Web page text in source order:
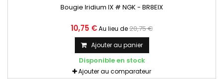
Bougie Iridium IX # NGK - BR8EIX
10,75 € Au lieu de20,75 €
Ajouter au panier
Disponible en stock
Ajouter au comparateur